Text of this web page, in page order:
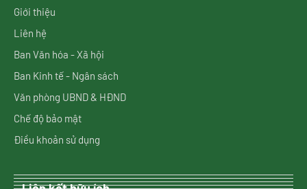
Giới thiệu
Liên hệ
Ban Văn hóa - Xã hội
Ban Kinh tế - Ngân sách
Văn phòng UBND & HĐND
Chế độ bảo mật
Điều khoản sử dụng